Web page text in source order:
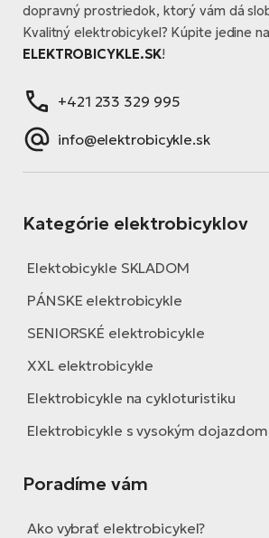
dopravný prostriedok, ktorý vám dá
Kvalitný elektrobicykel? Kúpite jedine
ELEKTROBICYKLE.SK!
+421 233 329 995
info@elektrobicykle.sk
Kategórie elektrobicyklov
Elektobicykle SKLADOM
PÁNSKE elektrobicykle
SENIORSKÉ elektrobicykle
XXL elektrobicykle
Elektrobicykle na cykloturistiku
Elektrobicykle s vysokým dojazdom
Poradíme vám
Ako vybrať elektrobicykel?